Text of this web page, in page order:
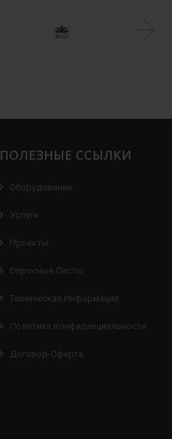
ПОЛЕЗНЫЕ ССЫЛКИ
Оборудование
Услуги
Проекты
Опросные Листы
Техническая Информация
Политика Конфиденциальности
Договор-Оферта